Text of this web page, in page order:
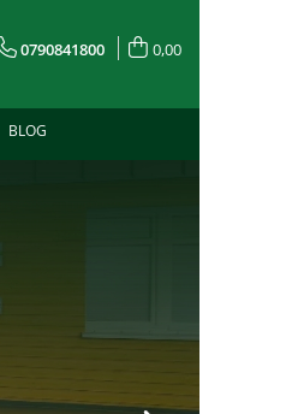
0790841800 0,00
BLOG